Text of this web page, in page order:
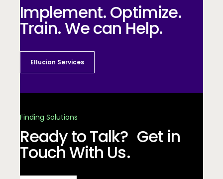
Implement. Optimize.
Train. We can Help.
Ellucian Services
Finding Solutions
Ready to Talk? Get in
Touch With Us.